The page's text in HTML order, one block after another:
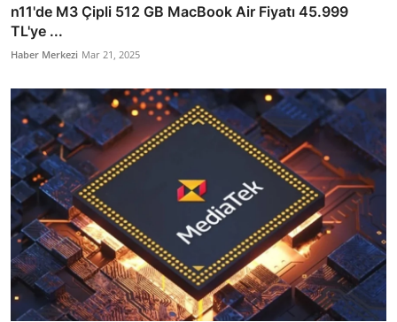
n11'de M3 Çipli 512 GB MacBook Air Fiyatı 45.999
TL'ye ...
Haber Merkezi Mar 21, 2025